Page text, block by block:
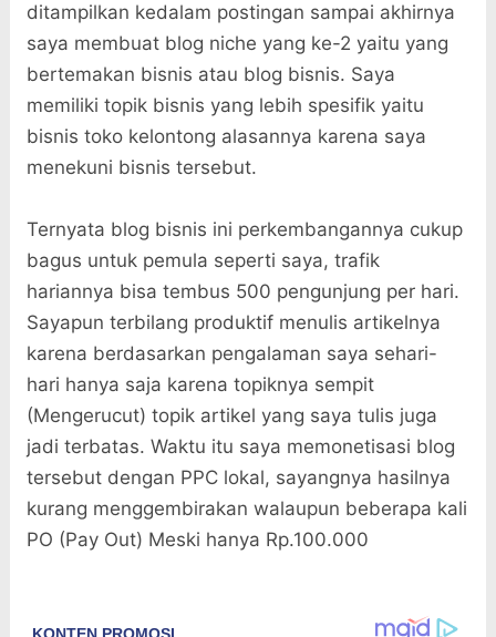
ditampilkan kedalam postingan sampai akhirnya
saya membuat blog niche yang ke-2 yaitu yang
bertemakan bisnis atau blog bisnis. Saya
memiliki topik bisnis yang lebih spesifik yaitu
bisnis toko kelontong alasannya karena saya
menekuni bisnis tersebut.
Ternyata blog bisnis ini perkembangannya cukup
bagus untuk pemula seperti saya, trafik
hariannya bisa tembus 500 pengunjung per hari.
Sayapun terbilang produktif menulis artikelnya
karena berdasarkan pengalaman saya sehari-
hari hanya saja karena topiknya sempit
(Mengerucut) topik artikel yang saya tulis juga
jadi terbatas. Waktu itu saya memonetisasi blog
tersebut dengan PPC lokal, sayangnya hasilnya
kurang menggembirakan walaupun beberapa kali
PO (Pay Out) Meski hanya Rp.100.000